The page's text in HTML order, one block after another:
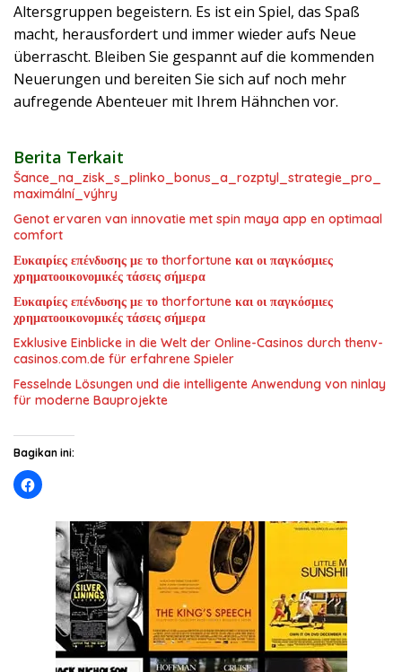
Altersgruppen begeistern. Es ist ein Spiel, das Spaß
macht, herausfordert und immer wieder aufs Neue
überrascht. Bleiben Sie gespannt auf die kommenden
Neuerungen und bereiten Sie sich auf noch mehr
aufregende Abenteuer mit Ihrem Hähnchen vor.
Berita Terkait
Šance_na_zisk_s_plinko_bonus_a_rozptyl_strategie_pro_
maximální_výhry
Genot ervaren van innovatie met spin maya app en optimaal
comfort
Ευκαιρίες επένδυσης με το thorfortune και οι παγκόσμιες
χρηματοοικονομικές τάσεις σήμερα
Ευκαιρίες επένδυσης με το thorfortune και οι παγκόσμιες
χρηματοοικονομικές τάσεις σήμερα
Exklusive Einblicke in die Welt der Online-Casinos durch thenv-
casinos.com.de für erfahrene Spieler
Fesselnde Lösungen und die intelligente Anwendung von ninlay
für moderne Bauprojekte
Bagikan ini: